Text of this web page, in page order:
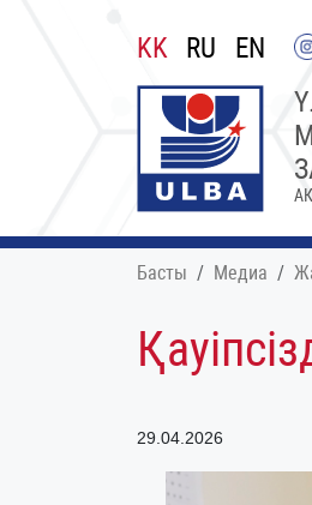
KK RU EN
Басты Медиа
29.04.2026